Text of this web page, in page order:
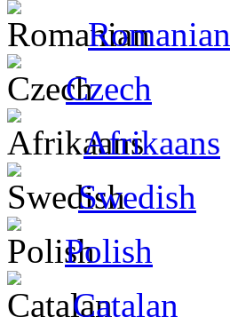
Romanian
Czech
Afrikaans
Swedish
Polish
Catalan